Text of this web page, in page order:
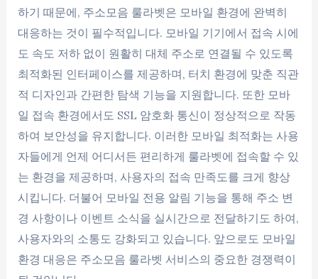
하기 때문에, 주소모음 룰라벳은 모바일 환경에 완벽히
대응하는 것이 필수적입니다. 모바일 기기에서 접속 시에
도 속도 저하 없이 원활히 대체 주소로 연결될 수 있도록
최적화된 인터페이스를 제공하며, 터치 환경에 맞춘 직관
적 디자인과 간편한 탐색 기능을 지원합니다. 또한 모바
일 접속 환경에서도 SSL 암호화 통신이 정상적으로 작동
하여 보안성을 유지합니다. 이러한 모바일 최적화는 사용
자들에게 언제 어디서든 편리하게 룰라벳에 접속할 수 있
는 환경을 제공하며, 사용자의 접속 만족도를 크게 향상
시킵니다. 더불어 모바일 전용 알림 기능을 통해 주소 변
경 사항이나 이벤트 소식을 실시간으로 전달하기도 하여,
사용자와의 소통도 강화되고 있습니다. 앞으로도 모바일
환경 대응은 주소모음 룰라벳 서비스의 중요한 경쟁력이